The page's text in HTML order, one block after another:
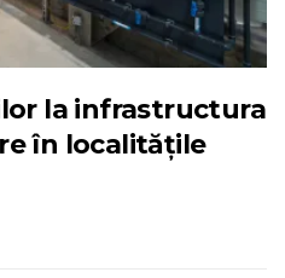
la infrastructura
în localitățile